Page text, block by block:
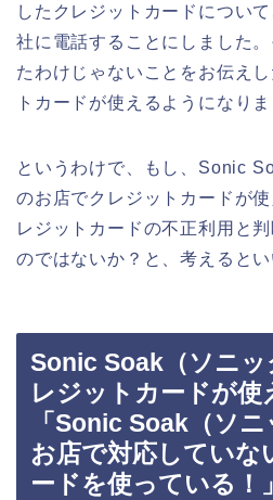
したクレジットカードについ
社に電話することにしました
たわけじゃないことをお伝え
トカードが使えるようになりま
というわけで、もし、Sonic
のお店でクレジットカードが
レジットカードの不正利用と
のではないか？と、考えるとい
Sonic Soak（ソニッ
レジットカードが使
「Sonic Soak（ソ
お店で対応していな
ードを使っている！」